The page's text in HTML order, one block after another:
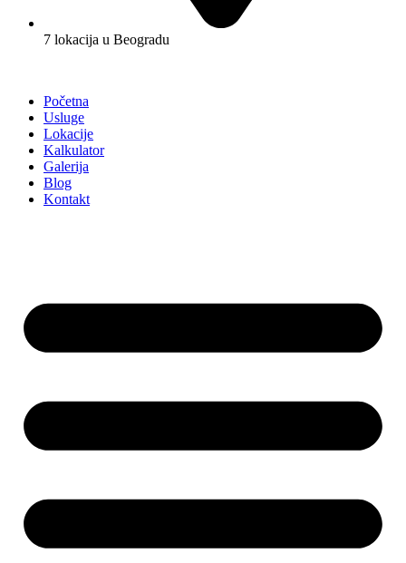
7 lokacija u Beogradu
Početna
Usluge
Lokacije
Kalkulator
Galerija
Blog
Kontakt